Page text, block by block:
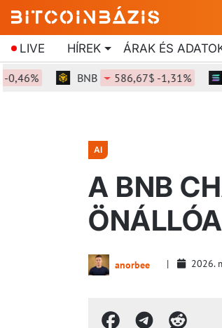
LIVE HÍREK ÁRAK ÉS
BNB 586,67$ -1,31%
AI
A BNB
anorbee 2026.